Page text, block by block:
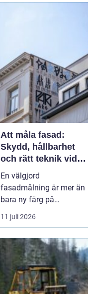
Att måla fasad:
Skydd, hållbarhet
och rätt teknik vid
fasadmålning
En välgjord
fasadmålning är mer än
bara ny färg på
väggarna. Den fungerar
som ett skyddande skal
risken för fuktskador och
ger samtidigt hela
fastigheten ett lyft. När
målningen...
11 juli 2026